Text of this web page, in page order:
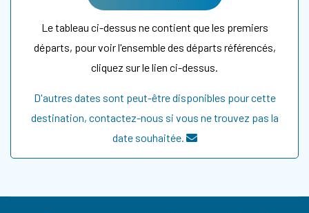
Le tableau ci-dessus ne contient que les premiers
départs, pour voir l'ensemble des départs référencés,
cliquez sur le lien ci-dessus.
D'autres dates sont peut-être disponibles pour cette
destination, contactez-nous si vous ne trouvez pas la
date souhaitée.